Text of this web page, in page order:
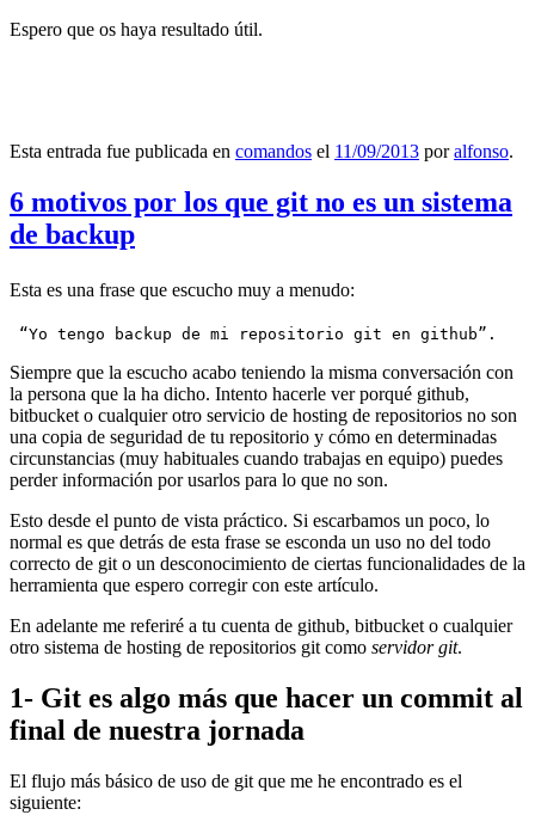
Espero que os haya resultado útil.
Esta entrada fue publicada en comandos el 11/09/2013 poralfonso.
6 motivos por los que git no es un sistema
de backup
Esta es una frase que escucho muy a menudo:
“Yo tengo backup de mi repositorio git en github”.
Siempre que la escucho acabo teniendo la misma conversación con
la persona que la ha dicho. Intento hacerle ver porqué github,
bitbucket o cualquier otro servicio de hosting de repositorios no son
una copia de seguridad de tu repositorio y cómo en determinadas
circunstancias (muy habituales cuando trabajas en equipo) puedes
perder información por usarlos para lo que no son.
Esto desde el punto de vista práctico. Si escarbamos un poco, lo
normal es que detrás de esta frase se esconda un uso no del todo
correcto de git o un desconocimiento de ciertas funcionalidades de la
herramienta que espero corregir con este artículo.
En adelante me referiré a tu cuenta de github, bitbucket o cualquier
otro sistema de hosting de repositorios git como servidor git.
1- Git es algo más que hacer un commit al
final de nuestra jornada
El flujo más básico de uso de git que me he encontrado es el
siguiente: